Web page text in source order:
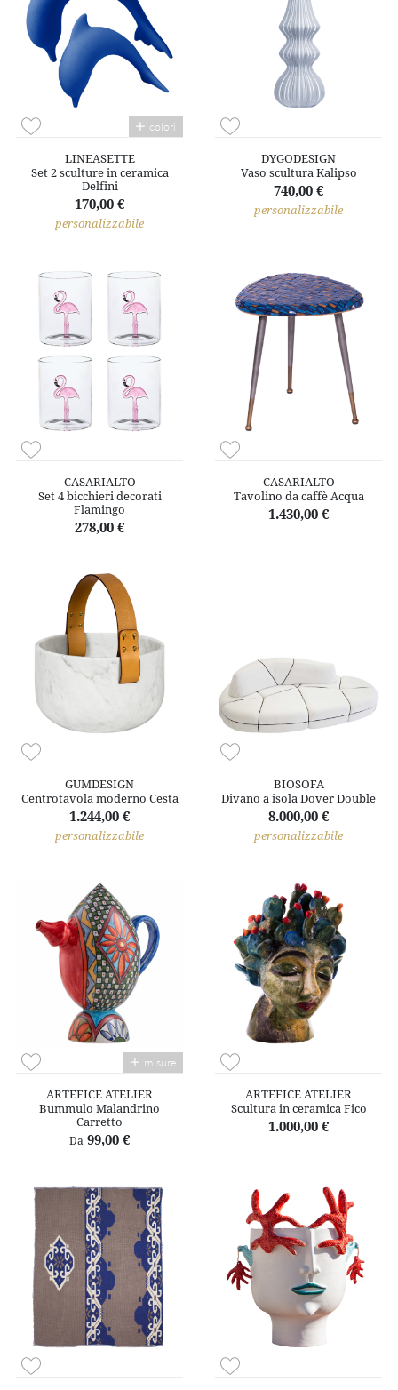
colori
LINEASETTE
Set 2 sculture in ceramica
Delfini
170,00 €
personalizzabile
DYGODESIGN
Vaso scultura Kalipso
740,00 €
personalizzabile
CASARIALTO
Set 4 bicchieri decorati
Flamingo
278,00 €
CASARIALTO
Tavolino da caffè Acqua
1.430,00 €
GUMDESIGN
Centrotavola moderno Cesta
1.244,00 €
personalizzabile
BIOSOFA
Divano a isola Dover Double
8.000,00 €
personalizzabile
misure
ARTEFICE ATELIER
Bummulo Malandrino
Carretto
Da 99,00 €
ARTEFICE ATELIER
Scultura in ceramica Fico
1.000,00 €